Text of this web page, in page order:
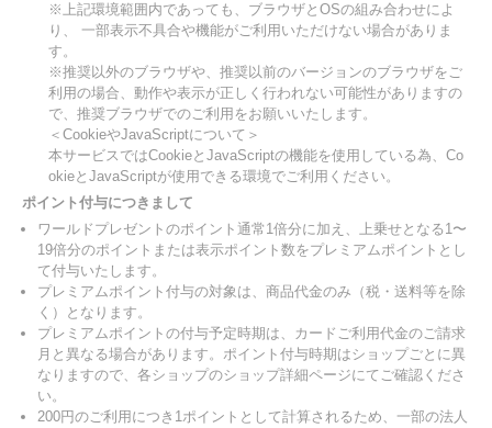
※上記環境範囲内であっても、ブラウザとOSの組み合わせによ
り、 一部表示不具合や機能がご利用いただけない場合がありま
す。
※推奨以外のブラウザや、推奨以前のバージョンのブラウザをご
利用の場合、動作や表示が正しく行われない可能性がありますの
で、推奨ブラウザでのご利用をお願いいたします。
＜CookieやJavaScriptについて＞
本サービスではCookieとJavaScriptの機能を使用している為、Co
okieとJavaScriptが使用できる環境でご利用ください。
ポイント付与につきまして
ワールドプレゼントのポイント通常1倍分に加え、上乗せとなる1〜
19倍分のポイントまたは表示ポイント数をプレミアムポイントとし
て付与いたします。
プレミアムポイント付与の対象は、商品代金のみ（税・送料等を除
く）となります。
プレミアムポイントの付与予定時期は、カードご利用代金のご請求
月と異なる場合があります。ポイント付与時期はショップごとに異
なりますので、各ショップのショップ詳細ページにてご確認くださ
い。
200円のご利用につき1ポイントとして計算されるため、一部の法人